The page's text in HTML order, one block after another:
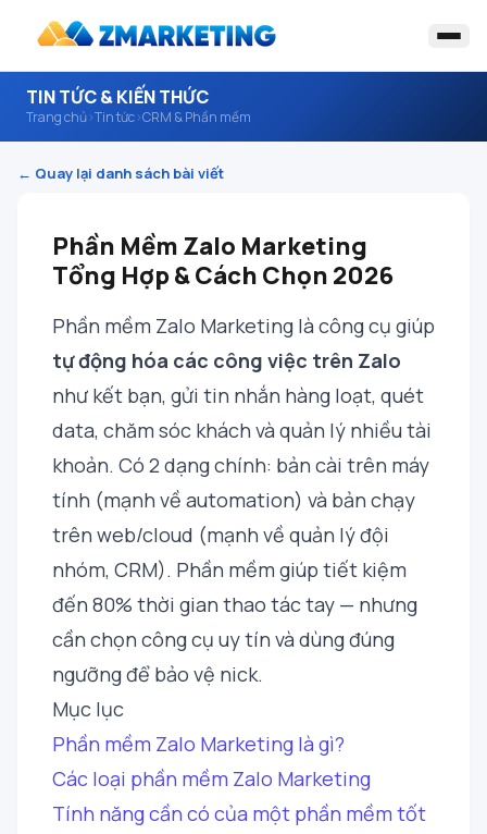
TIN TỨC & KIẾN THỨC
Trang chủ›Tin tức›CRM & Phần mềm
← Quay lại danh sách bài viết
Phần Mềm Zalo Marketing
Tổng Hợp & Cách Chọn 2026
Phần mềm Zalo Marketing là công cụ giúp
tự động hóa các công việc trên Zalo
như kết bạn, gửi tin nhắn hàng loạt, quét
data, chăm sóc khách và quản lý nhiều tài
khoản. Có 2 dạng chính: bản cài trên máy
tính (mạnh về automation) và bản chạy
trên web/cloud (mạnh về quản lý đội
nhóm, CRM). Phần mềm giúp tiết kiệm
đến 80% thời gian thao tác tay — nhưng
cần chọn công cụ uy tín và dùng đúng
ngưỡng để bảo vệ nick.
Mục lục
Phần mềm Zalo Marketing là gì?
Các loại phần mềm Zalo Marketing
Tính năng cần có của một phần mềm tốt